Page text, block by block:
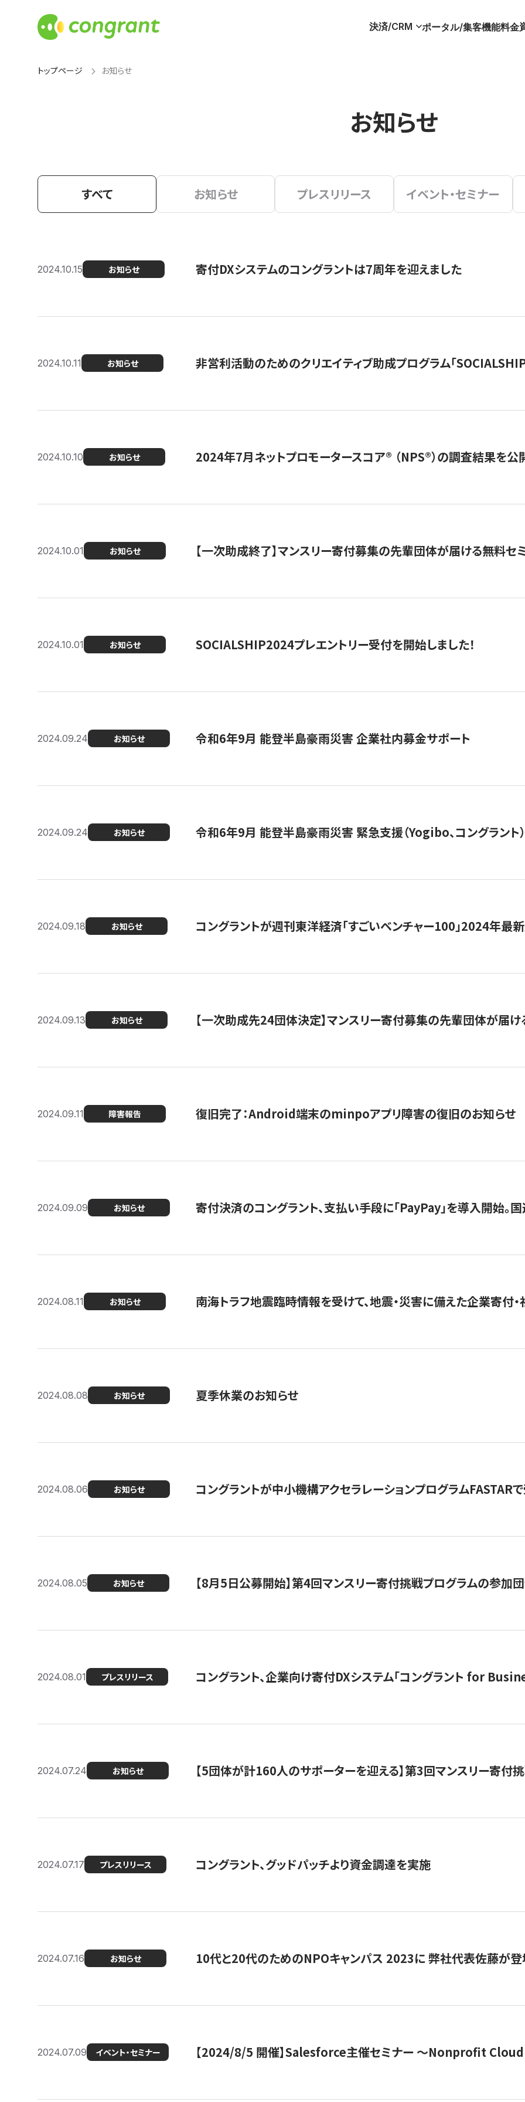
決済/CRM ポータル/集客機能料金
トップページ お知らせ
お知らせ
すべて お知らせ プレスリリース イベント・セミナー
2024.10.15 お知らせ 寄付DXシステムのコングラントは7周年を迎えました
2024.10.11 お知らせ 非営利活動のためのクリエイティブ助成プログラム「
2024.10.10 お知らせ 2024年7月ネットプロモータースコア®︎ （NPS®︎）の調査結果を公
2024.10.01 お知らせ 【一次助成終了】マンスリー寄付募集の先輩団体が届ける無料セ
2024.10.01 お知らせ SOCIALSHIP2024プレエントリー受付を開始しました！
2024.09.24 お知らせ 令和6年9月 能登半島豪雨災害 企業社内募金サポート
2024.09.24 お知らせ 令和6年9月 能登半島豪雨災害 緊急支援（Yogibo、コングラント）
2024.09.18 お知らせ コングラントが週刊東洋経済「すごいベンチャー100」2024年最
2024.09.13 お知らせ 【一次助成先24団体決定】マンスリー寄付募集の先輩団体が届
2024.09.11 障害報告 復旧完了：Android端末のminpoアプリ障害の復旧のお知らせ
2024.09.09 お知らせ 寄付決済のコングラント、支払い手段に「PayPay」を導入開始。
2024.08.11 お知らせ 南海トラフ地震臨時情報を受けて、地震・災害に備えた企業寄付
2024.08.08 お知らせ 夏季休業のお知らせ
2024.08.06 お知らせ コングラントが中小機構アクセラレーションプログラムFASTAR
2024.08.05 お知らせ 【8月5日公募開始】第4回マンスリー寄付挑戦プログラムの参加
2024.08.01 プレスリリース コングラント、企業向け寄付DXシステム「コングラント for
2024.07.24 お知らせ 【5団体が計160人のサポーターを迎える】​​第3回マンスリー寄付
2024.07.17 プレスリリース コングラント、グッドパッチより資金調達を実施
2024.07.16 お知らせ 10代と20代のためのNPOキャンパス 2023に 弊社代表佐藤が
2024.07.09 イベント・セミナー 【2024/8/5 開催】Salesforce主催セミナー 〜Nonprofit